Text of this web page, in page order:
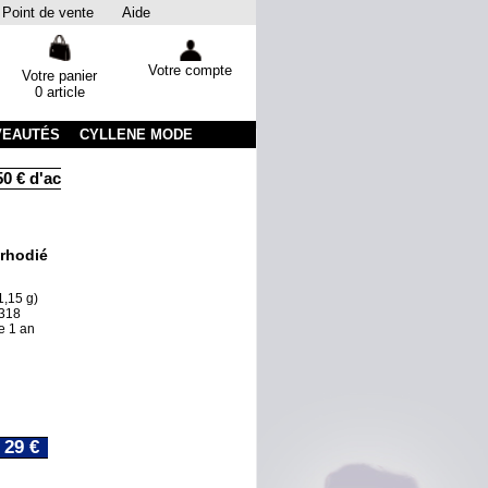
Point de vente Aide
Votre panier
0 article
Votre compte
CYLLENE MODE
d'achats
g)
1 an
29 €